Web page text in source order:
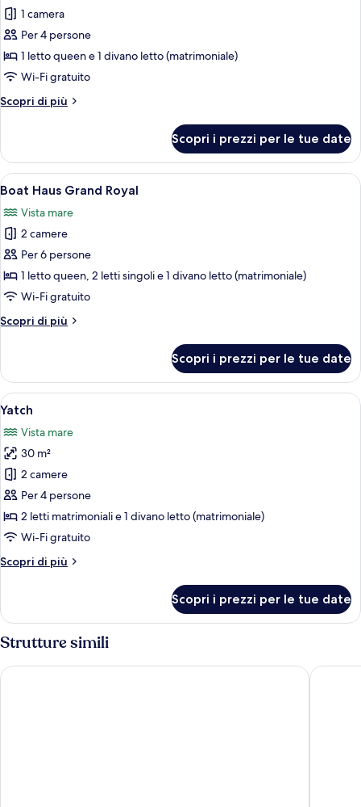
per
Boat
Haus
Modern
1 camera
Per 4 persone
1 letto queen e 1 divano letto (matrimoniale)
Wi-Fi gratuito
Scopri di più
Altri
Haus
Modern
Scopri i prezzi per le tue date
Apri
tutte
le
foto
per
Boat
Haus
Royal
Una moderna dependance sul lago
15
Boat Haus Grand Royal
Vista mare
2 camere
Per 6 persone
1 letto queen, 2 letti singoli e 1 divano letto (matrimoniale)
Wi-Fi gratuito
Scopri di più
Altri
Haus
Grand
Royal
Scopri i prezzi per le tue date
Apri
tutte
le
foto
per
Yatch
Una moderna casa galleggiante
24
Yatch
Vista mare
30 m²
2 camere
Per 4 persone
2 letti matrimoniali e 1 divano letto (matrimoniale)
Wi-Fi gratuito
Scopri di più
Altri
Scopri i prezzi per le tue date
Strutture simili
Ohtels Campo De Gibraltar AC